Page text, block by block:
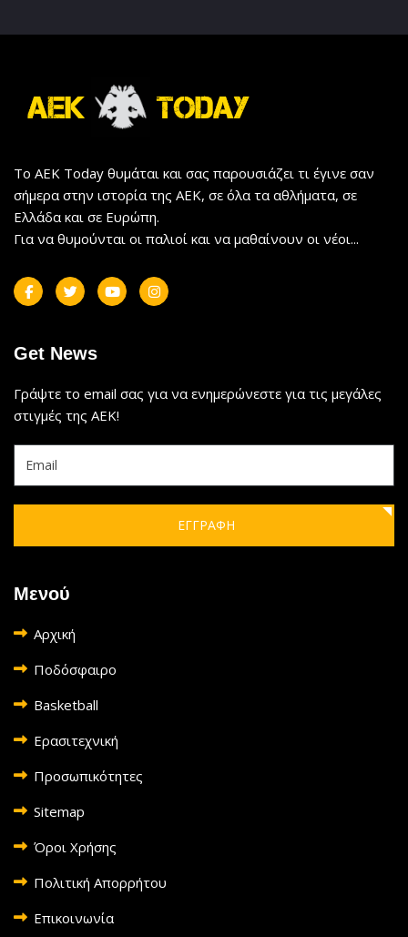
Το AEK Today θυμάται και σας παρουσιάζει τι έγινε σαν
σήμερα στην ιστορία της ΑΕΚ, σε όλα τα αθλήματα, σε
Ελλάδα και σε Ευρώπη.
Για να θυμούνται οι παλιοί και να μαθαίνουν οι νέοι...
Get News
Γράψτε το email σας για να ενημερώνεστε για τις μεγάλες
στιγμές της ΑΕΚ!
ΕΓΓΡΑΦΗ
Μενού
Αρχική
Ποδόσφαιρο
Basketball
Ερασιτεχνική
Προσωπικότητες
Sitemap
Όροι Χρήσης
Πολιτική Απορρήτου
Επικοινωνία